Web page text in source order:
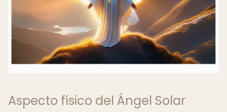
Aspecto físico del Ángel Solar